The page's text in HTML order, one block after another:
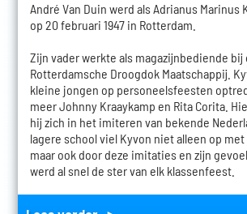
André Van Duin werd als Adrianus Marinus
op 20 februari 1947 in Rotterdam.
Zijn vader werkte als magazijnbediende bij
Rotterdamsche Droogdok Maatschappij.
kleine jongen op personeelsfeesten
meer Johnny Kraaykamp en Rita Corita.
hij zich in het imiteren van bekende
lagere school viel Kyvon niet alleen op met
maar ook door deze imitaties en zijn
werd al snel de ster van elk klassenfeest.